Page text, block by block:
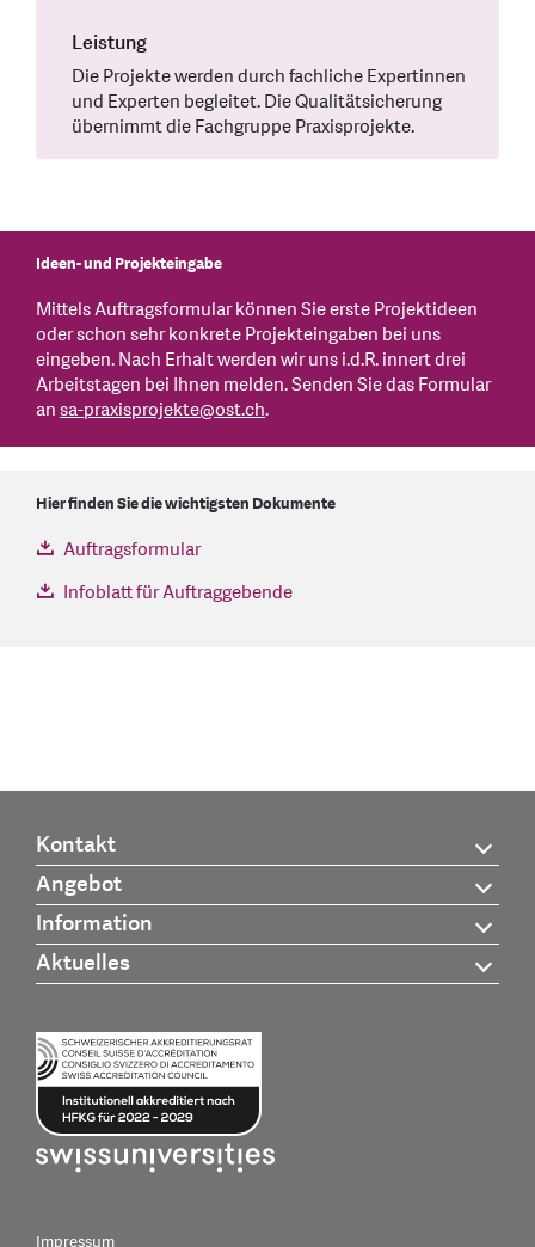
Leistung
Die Projekte werden durch fachliche Expertinnen
und Experten begleitet. Die Qualitätsicherung
übernimmt die Fachgruppe Praxisprojekte.
Ideen- und Projekteingabe
Mittels Auftragsformular können Sie erste Projektideen
oder schon sehr konkrete Projekteingaben bei uns
eingeben. Nach Erhalt werden wir uns i.d.R. innert drei
Arbeitstagen bei Ihnen melden. Senden Sie das Formular
ansa-praxisprojekte@ost.ch.
Hier finden Sie die wichtigsten Dokumente
Auftragsformular
Infoblatt für Auftraggebende
Kontakt
Angebot
Information
Aktuelles
Impressum